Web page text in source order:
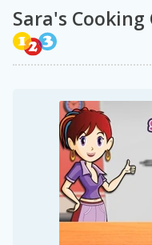
Sara's Cooking